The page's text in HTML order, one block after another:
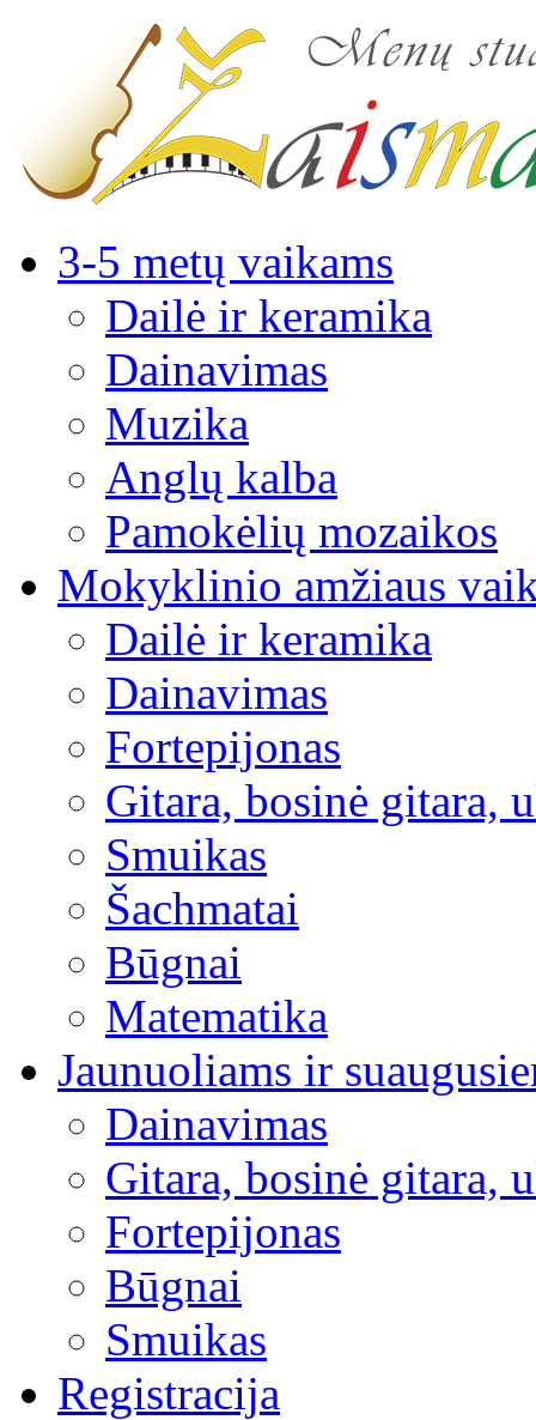
3-5 metų vaikams
Dailė ir keramika
Dainavimas
Muzika
Anglų kalba
Pamokėlių mozaikos
Mokyklinio amžiaus
Dailė ir keramika
Dainavimas
Fortepijonas
Gitara, bosinė gitara,
Smuikas
Šachmatai
Būgnai
Matematika
Jaunuoliams ir
Dainavimas
Gitara, bosinė gitara,
Fortepijonas
Būgnai
Smuikas
Registracija